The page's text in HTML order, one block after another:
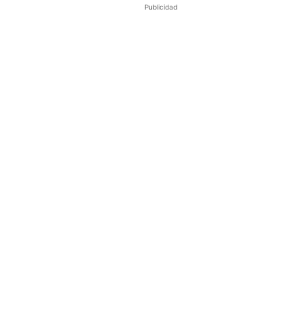
Publicidad